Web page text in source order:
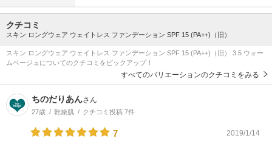
クチコミ
スキン ロングウェア ウェイトレス ファンデーション SPF 15 (PA++)（旧）
スキン ロングウェア ウェイトレス ファンデーション SPF 15 (PA++)（旧） 3.5 ウォー
ムベージュについてのクチコミをピックアップ！
すべてのバリエーションのクチコミをみる
ちのだりあんさん
27歳 乾燥肌 クチコミ投稿 7件
7 2019/1/14